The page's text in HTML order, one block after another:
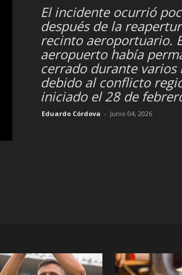
El incidente ocurrió
después de la
recinto aeroportuario.
aeropuerto había
cerrado durante varios
debido al conflicto
iniciado el 28 de
Eduardo Córdova - Junio 04, 2026